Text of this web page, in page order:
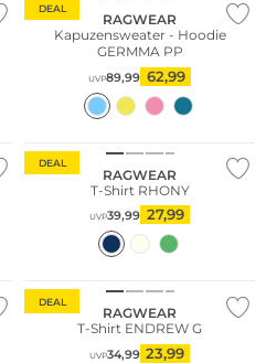
DEAL
RAGWEAR
Kapuzensweater - Hoodie
GERMMA PP
UVP89,99 62,99
DEAL
RAGWEAR
T-Shirt RHONY
UVP39,99 27,99
DEAL
RAGWEAR
T-Shirt ENDREW G
UVP34,99 23,99